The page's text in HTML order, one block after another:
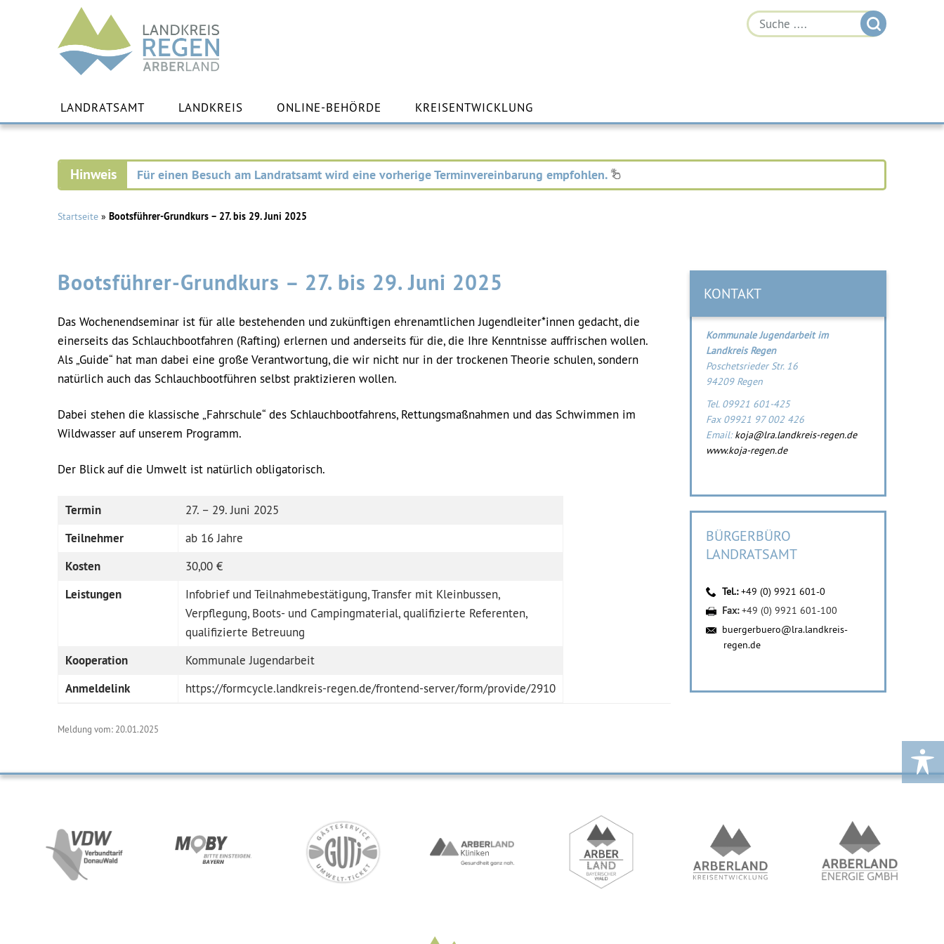
Landkreis
Regen
Inhalt
springen
LANDRATSAMT LANDKREIS ONLINE-BEHÖRDE KREISENTWICKLUNG
Für einen Besuch am Landratsamt wird eine vorherige Terminvereinbarung empfohlen.
Startseite » Bootsführer-Grundkurs – 27. bis 29. Juni 2025
Bootsführer-Grundkurs – 27. bis 29. Juni 2025
Das Wochenendseminar ist für alle bestehenden und zukünftigen ehrenamtlichen Jugendleiter*innen gedacht, die
einerseits das Schlauchbootfahren (Rafting) erlernen und anderseits für die, die Ihre Kenntnisse auffrischen wollen.
Als „Guide“ hat man dabei eine große Verantwortung, die wir nicht nur in der trockenen Theorie schulen, sondern
natürlich auch das Schlauchbootführen selbst praktizieren wollen.
Dabei stehen die klassische „Fahrschule“ des Schlauchbootfahrens, Rettungsmaßnahmen und das Schwimmen im
Wildwasser auf unserem Programm.
Der Blick auf die Umwelt ist natürlich obligatorisch.
Termin
27. – 29. Juni 2025
Teilnehmer
ab 16 Jahre
Kosten
30,00 €
Leistungen
Infobrief und Teilnahmebestätigung, Transfer mit Kleinbussen,
Verpflegung, Boots- und Campingmaterial, qualifizierte Referenten,
qualifizierte Betreuung
Kooperation
Kommunale Jugendarbeit
Anmeldelink
https://formcycle.landkreis-regen.de/frontend-server/form/provide/2910
Meldung vom: 20.01.2025
KONTAKT
Kommunale Jugendarbeit im
Landkreis Regen
Poschetsrieder Str. 16
94209 Regen
Tel. 09921 601-425
Fax 09921 97 002 426
Email:koja@lra.landkreis-regen.de
www.koja-regen.de
BÜRGERBÜRO
LANDRATSAMT
Tel.:+49 (0) 9921 601-0
Fax:+49 (0) 9921 601-100
buergerbuero@lra.landkreis-
regen.de